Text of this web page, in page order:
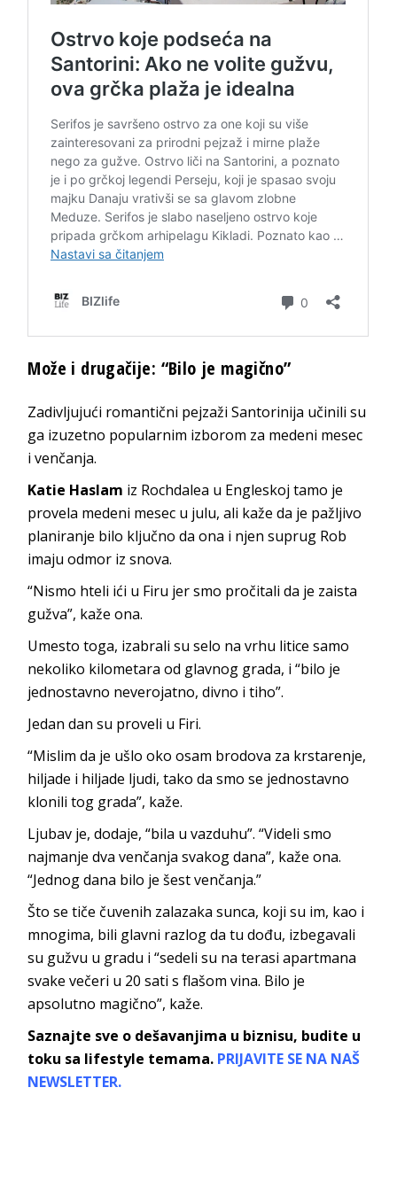
Može i drugačije: “Bilo je magično”
Zadivljujući romantični pejzaži Santorinija učinili su
ga izuzetno popularnim izborom za medeni mesec
i venčanja.
Katie Haslam iz Rochdalea u Engleskoj tamo je
provela medeni mesec u julu, ali kaže da je pažljivo
planiranje bilo ključno da ona i njen suprug Rob
imaju odmor iz snova.
“Nismo hteli ići u Firu jer smo pročitali da je zaista
gužva”, kaže ona.
Umesto toga, izabrali su selo na vrhu litice samo
nekoliko kilometara od glavnog grada, i “bilo je
jednostavno neverojatno, divno i tiho”.
Jedan dan su proveli u Firi.
“Mislim da je ušlo oko osam brodova za krstarenje,
hiljade i hiljade ljudi, tako da smo se jednostavno
klonili tog grada”, kaže.
Ljubav je, dodaje, “bila u vazduhu”. “Videli smo
najmanje dva venčanja svakog dana”, kaže ona.
“Jednog dana bilo je šest venčanja.”
Što se tiče čuvenih zalazaka sunca, koji su im, kao i
mnogima, bili glavni razlog da tu dođu, izbegavali
su gužvu u gradu i “sedeli su na terasi apartmana
svake večeri u 20 sati s flašom vina. Bilo je
apsolutno magično”, kaže.
Saznajte sve o dešavanjima u biznisu, budite u
toku sa lifestyle temama. PRIJAVITE SE NA NAŠ
NEWSLETTER.